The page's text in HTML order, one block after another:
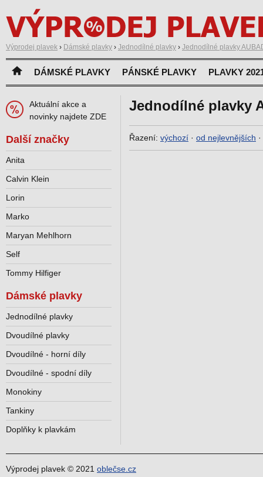
Výprodej plavek › Dámské plavky › Jednodílné plavky › Jednodílné plavky
DÁMSKÉ PLAVKY PÁNSKÉ PLAVKY PLAVKY
Jednodílné plavky
Řazení: výchozí · od nejlevnějších ·
Aktuální akce a
novinky najdete ZDE
Další značky
Anita
Calvin Klein
Lorin
Marko
Maryan Mehlhorn
Self
Tommy Hilfiger
Dámské plavky
Jednodílné plavky
Dvoudílné plavky
Dvoudílné - horní díly
Dvoudílné - spodní díly
Monokiny
Tankiny
Doplňky k plavkám
Výprodej plavek © 2021 oblečse.cz